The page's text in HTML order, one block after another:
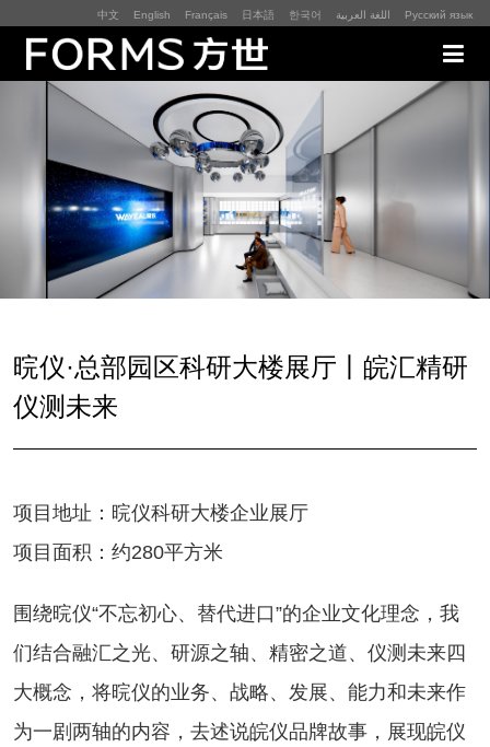
中文 English Français 日本語 한국어 اللغة العربية Русский язык
展厅展馆·EXHIBITION
零售终端与展示道具·SI&POSM
全球展会·EXPO
数字媒体与展项装置·CG&DVICE
联系
晥仪·总部园区科研大楼展厅丨皖汇精研
仪测未来
项目地址：晥仪科研大楼企业展厅
项目面积：约280平方米
围绕晥仪“不忘初心、替代进口”的企业文化理念，我
们结合融汇之光、研源之轴、精密之道、仪测未来四
大概念，将晥仪的业务、战略、发展、能力和未来作
为一剧两轴的内容，去述说皖仪品牌故事，展现皖仪